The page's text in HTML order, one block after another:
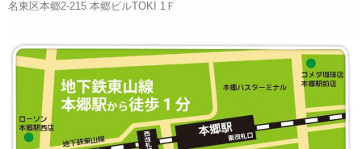
名東区本郷2-215 本郷ビルTOKI 1Ｆ